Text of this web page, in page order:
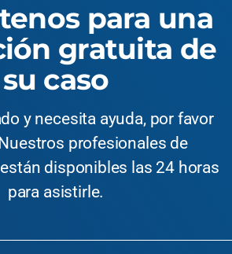
para una
gratuita de
su caso
y necesita ayuda, por favor
profesionales de
disponibles las 24 horas
para asistirle.